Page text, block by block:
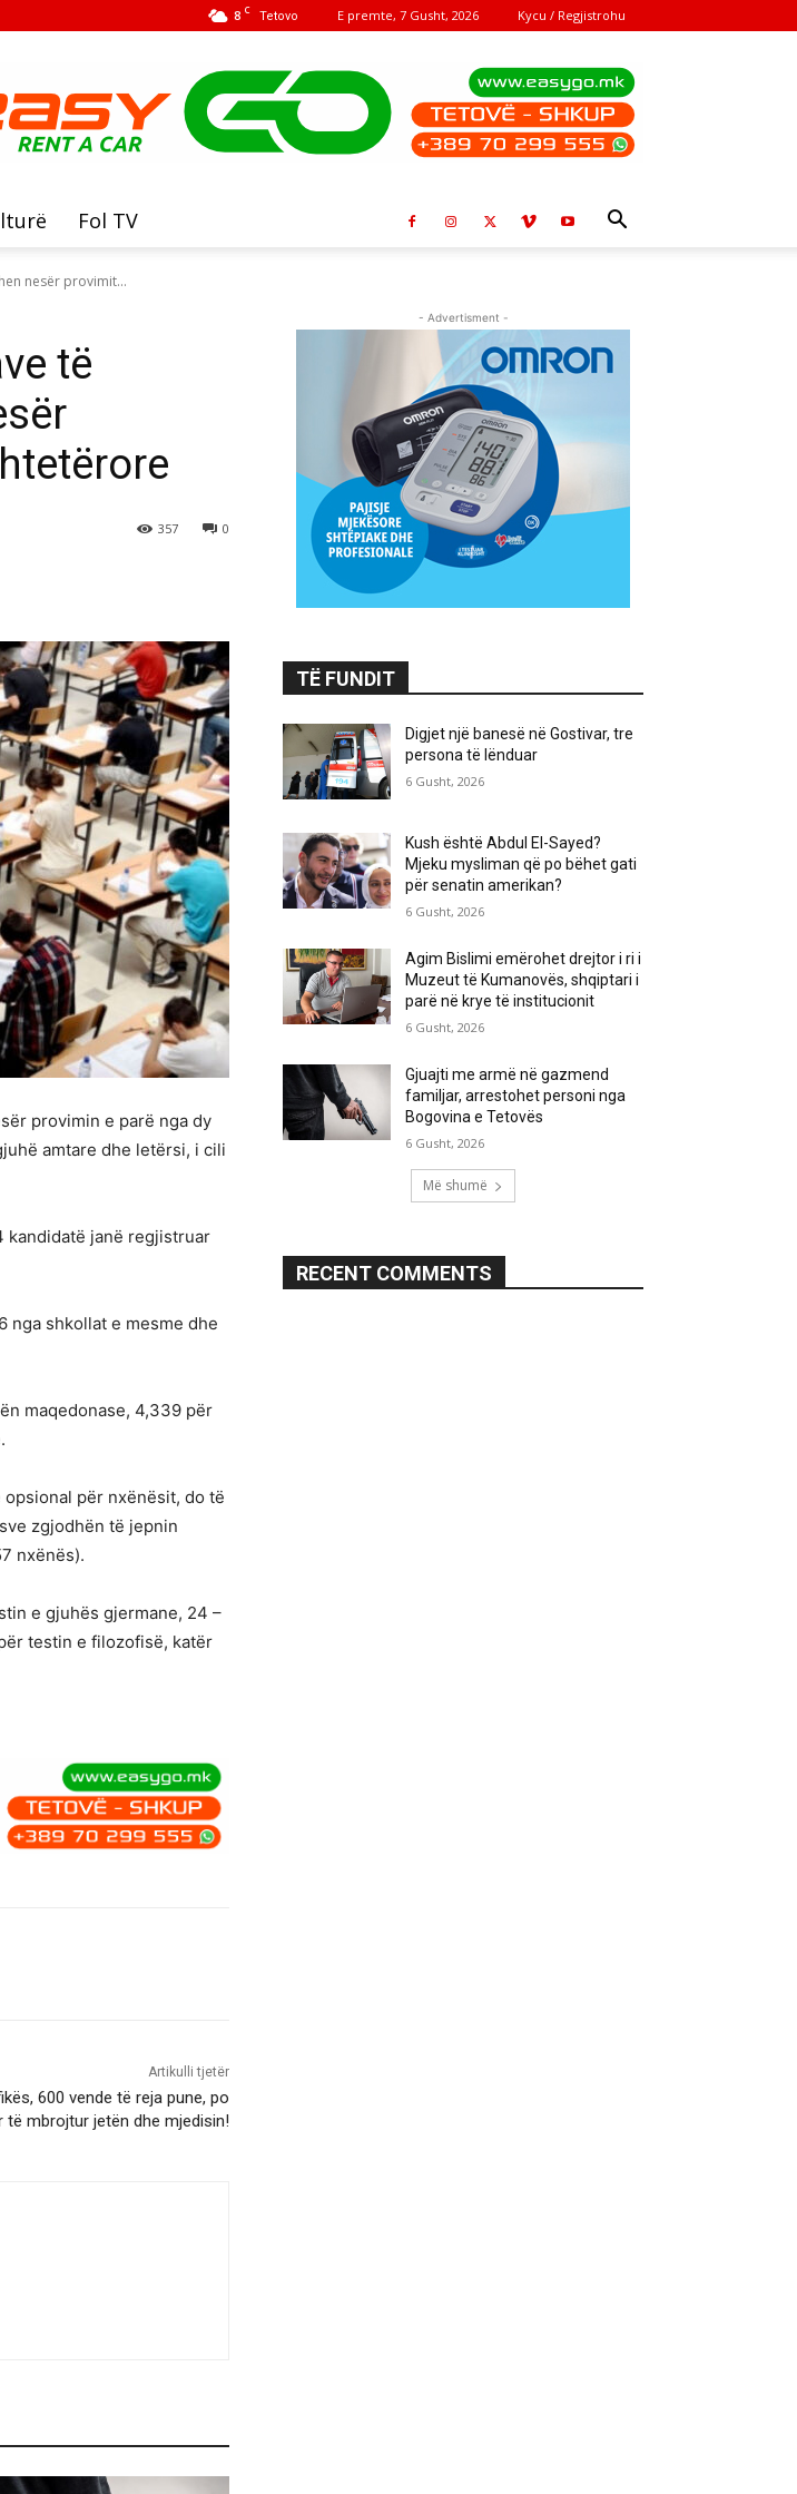
8 C Tetovo E premte, 7 Gusht, 2026 Kycu / Regjistrohu
Fol TV
nesër provimit...
të
0
357
provimin e parë nga dy
amtare dhe letërsi, i cili
kandidatë janë regjistruar
nga shkollat ​​e mesme dhe
maqedonase, 4,339 për
për nxënësit, do të
zgjodhën të jepnin
nxënës).
e gjuhës gjermane, 24 –
testin e filozofisë, katër
Artikulli tjetër
600 vende të reja pune, po
të mbrojtur jetën dhe mjedisin!
- Advertisment -
TË FUNDIT
Digjet një banesë në Gostivar, tre
persona të lënduar
6 Gusht, 2026
Kush është Abdul El-Sayed?
Mjeku mysliman që po bëhet gati
për senatin amerikan?
6 Gusht, 2026
Agim Bislimi emërohet drejtor i ri i
Muzeut të Kumanovës, shqiptari i
parë në krye të institucionit
6 Gusht, 2026
Gjuajti me armë në gazmend
familjar, arrestohet personi nga
Bogovina e Tetovës
6 Gusht, 2026
Më shumë
RECENT COMMENTS